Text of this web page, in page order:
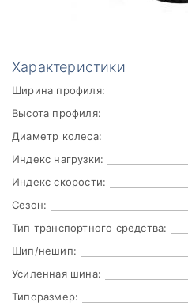
Характеристики
Ширина профиля:
Высота профиля:
Диаметр колеса:
Индекс нагрузки:
Индекс скорости:
Сезон:
Тип транспортного средства:
Шип/нешип:
Усиленная шина:
Типоразмер: